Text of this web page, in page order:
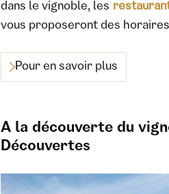
dans le vignoble, les
vous proposeront des
Pour en savoir plus
A la découverte du
Découvertes